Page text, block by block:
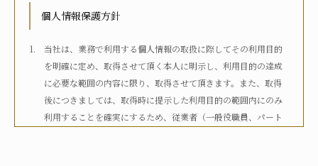
自立
要支援1
要介護2
要介護3
介護認定
認定済み
申請中 区分変更中 不明
個人情報保護方針
当社は、業務で利用する個人情報の取扱に際してその利用目的
を明確に定め、取得させて頂く本人に明示し、利用目的の達成
に必要な範囲の内容に限り、取得させて頂きます。また、取得
後につきましては、取得時に提示した利用目的の範囲内にのみ
利用することを確実にするため、従業者（一般役職員、パート